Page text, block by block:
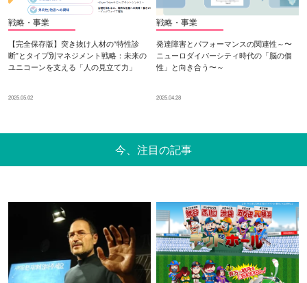
戦略・事業
【完全保存版】突き抜け人材の“特性診
断”とタイプ別マネジメント戦略：未来の
ユニコーンを支える「人の見立て力」
2025.05.02
戦略・事業
発達障害とパフォーマンスの関連性～〜
ニューロダイバーシティ時代の「脳の個
性」と向き合う〜～
2025.04.28
今、注目の記事